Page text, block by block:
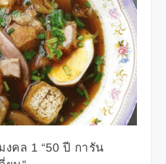
คล 1 “50 ปี การัน